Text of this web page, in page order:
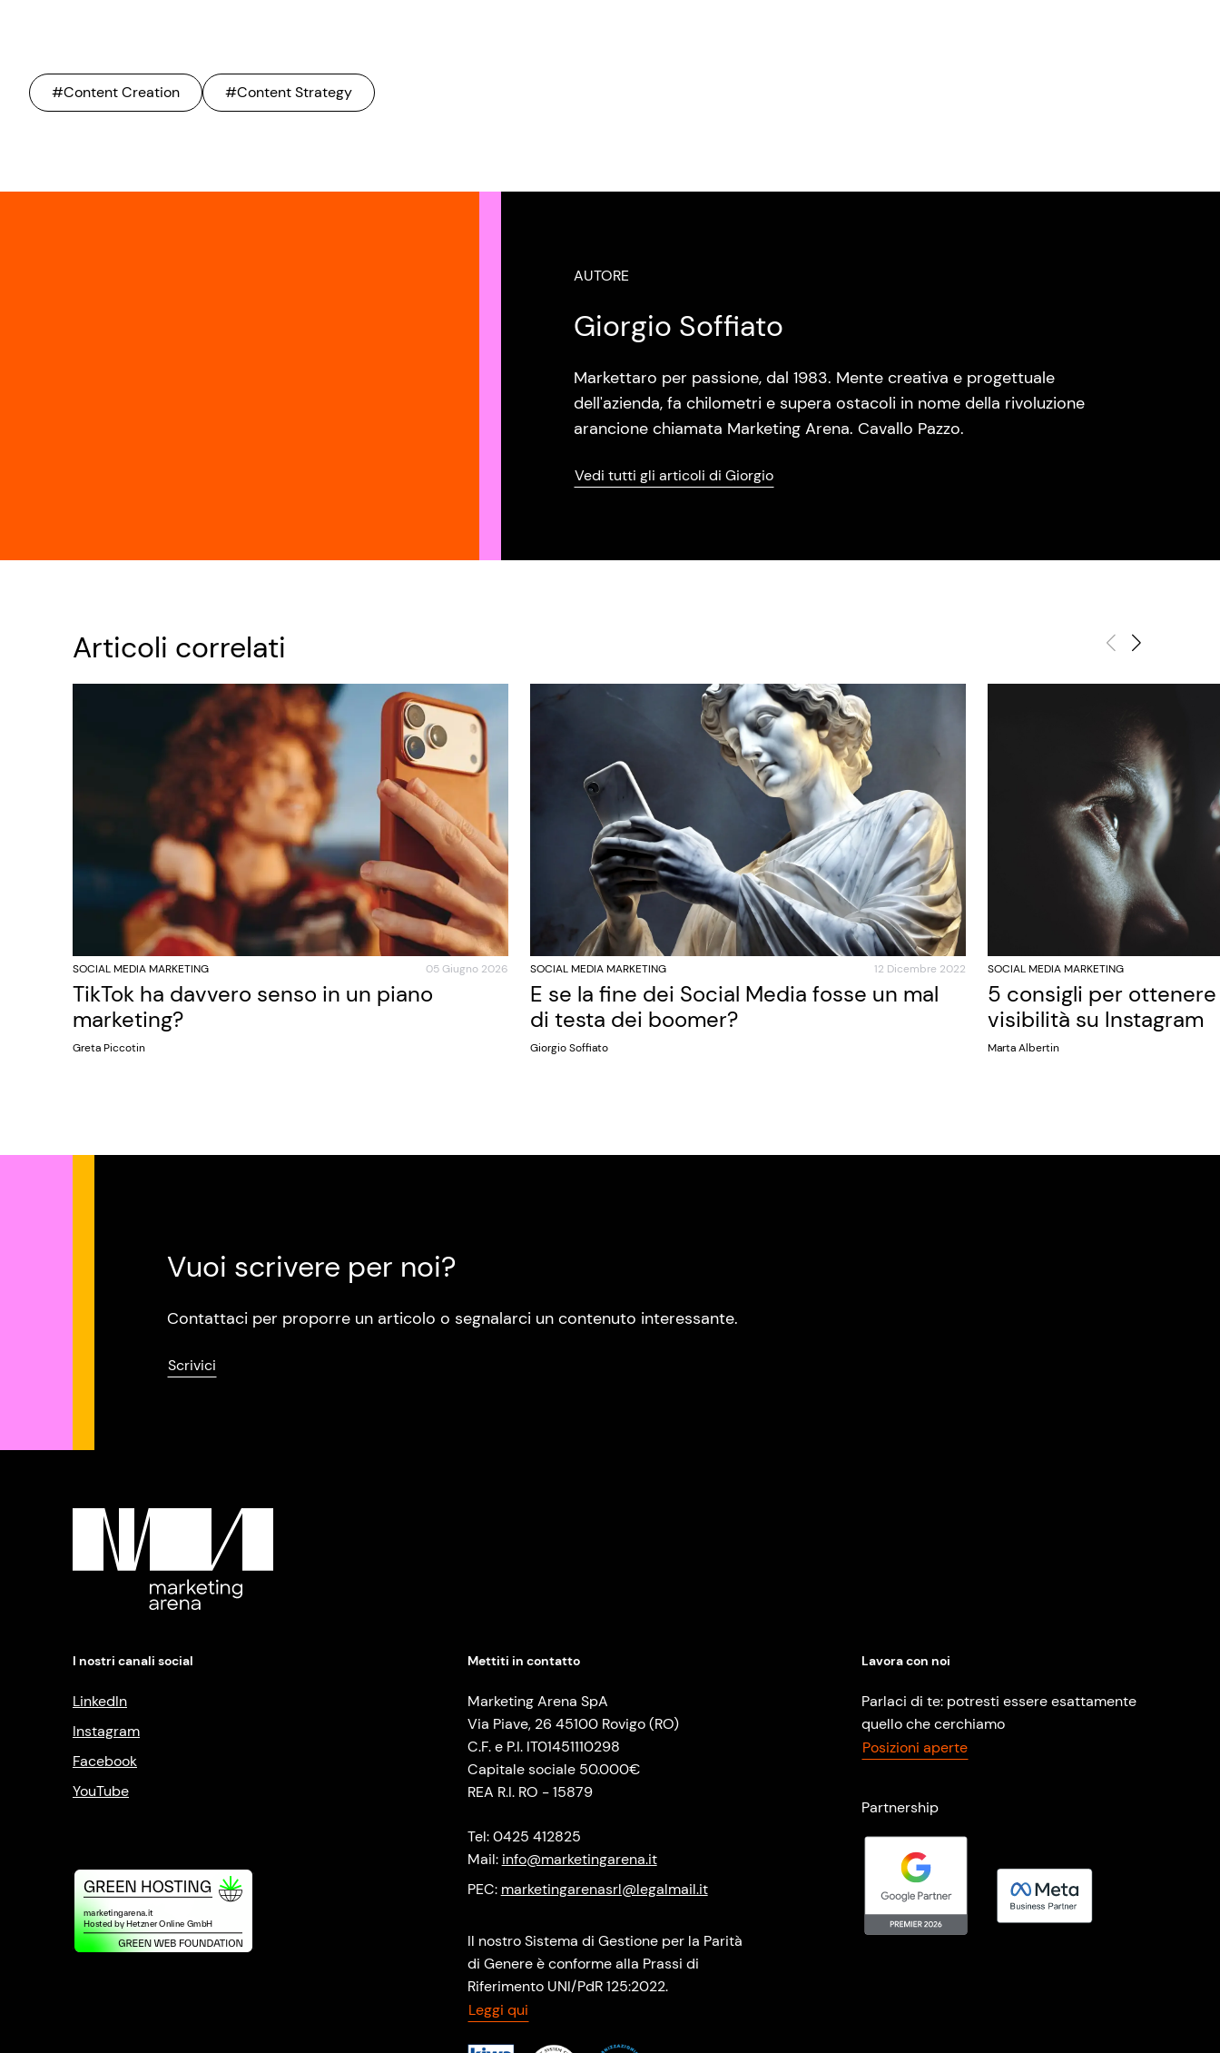
#Content Creation #Content Strategy
AUTORE
Giorgio Soffiato
Markettaro per passione, dal 1983. Mente creativa e progettuale
dell'azienda, fa chilometri e supera ostacoli in nome della rivoluzione
arancione chiamata Marketing Arena. Cavallo Pazzo.
Vedi tutti gli articoli di Giorgio
Articoli correlati
SOCIAL MEDIA MARKETING 05 Giugno 2026
TikTok ha davvero senso in un piano
marketing?
Greta Piccotin
SOCIAL MEDIA MARKETING 12 Dicembre 2022
E se la fine dei Social Media fosse un mal
di testa dei boomer?
Giorgio Soffiato
SOCIAL MEDIA MARKETING
5 consigli per
visibilità su Instagram
Marta Albertin
Vuoi scrivere per noi?
Contattaci per proporre un articolo o segnalarci un contenuto interessante.
Scrivici
I nostri canali social
LinkedIn
Instagram
Facebook
YouTube
Mettiti in contatto
Marketing Arena SpA
Via Piave, 26 45100 Rovigo (RO)
C.F. e P.I. IT01451110298
Capitale sociale 50.000€
REA R.I. RO - 15879
Tel: 0425 412825
Mail: info@marketingarena.it
PEC: marketingarenasrl@legalmail.it
Il nostro Sistema di Gestione per la Parità
di Genere è conforme alla Prassi di
Riferimento UNI/PdR 125:2022.
Leggi qui
Lavora con noi
Parlaci di te: potresti essere esattamente
quello che cerchiamo
Posizioni aperte
Partnership